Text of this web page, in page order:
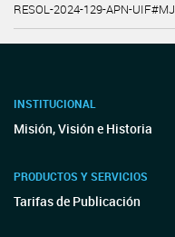
RESOL-2024-129-APN-UIF#MJ
INSTITUCIONAL
Misión, Visión e Historia
PRODUCTOS Y SERVICIOS
Tarifas de Publicación